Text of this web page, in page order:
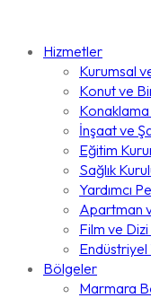
Hizmetler
Kurumsal
Konut ve
İnşaat ve
Eğitim
Sağlık
Yardımcı
Apartman
Film ve
Endüstriyel
Bölgeler
Marmara